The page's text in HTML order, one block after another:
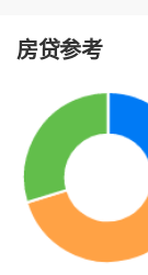
房贷参考